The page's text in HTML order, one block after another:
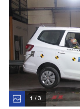
1 / 3